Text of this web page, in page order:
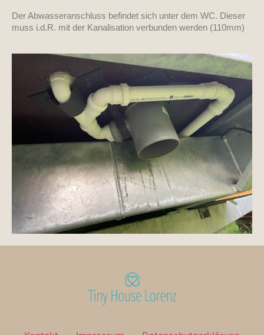
Der Abwasseranschluss befindet sich unter dem WC. Dieser
muss i.d.R. mit der Kanalisation verbunden werden (110mm)